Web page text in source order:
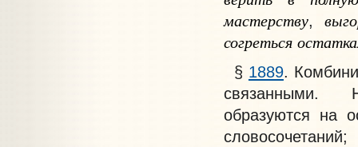
мастерству,
согреться
§ 1889.
связанными.
образуются на